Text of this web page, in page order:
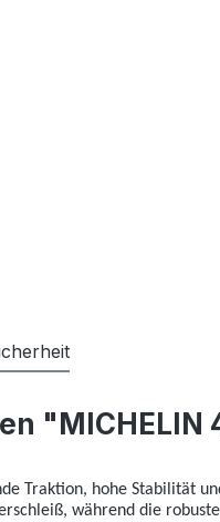
"MICHELIN
Traktion, hohe Stabilität
während die